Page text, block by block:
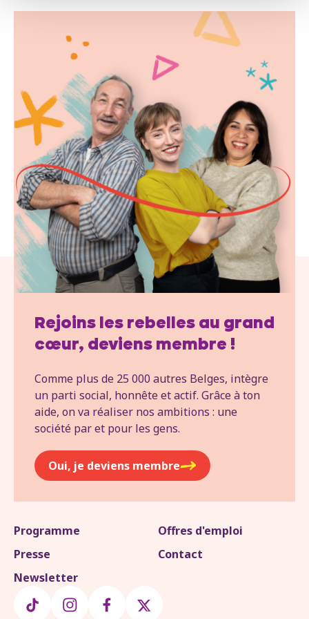
Rejoins les rebelles au grand
cœur, deviens membre !
Comme plus de 25 000 autres Belges, intègre
un parti social, honnête et actif. Grâce à ton
aide, on va réaliser nos ambitions : une
société par et pour les gens.
Oui, je deviens membre
Programme
Offres d'emploi
Presse
Contact
Newsletter